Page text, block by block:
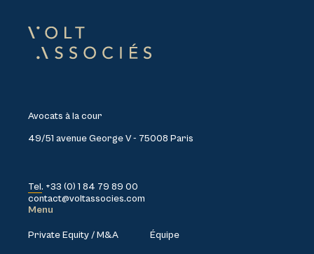
Avocats à la cour
49/51 avenue George V - 75008 Paris
Tel. +33 (0) 1 84 79 89 00
contact@voltassocies.com
Menu
Private Equity / M&A Équipe